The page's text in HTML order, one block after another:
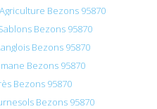
Bezons 95870
Bezons 95870
Bezons 95870
Bezons 95870
Bezons 95870
Bezons 95870